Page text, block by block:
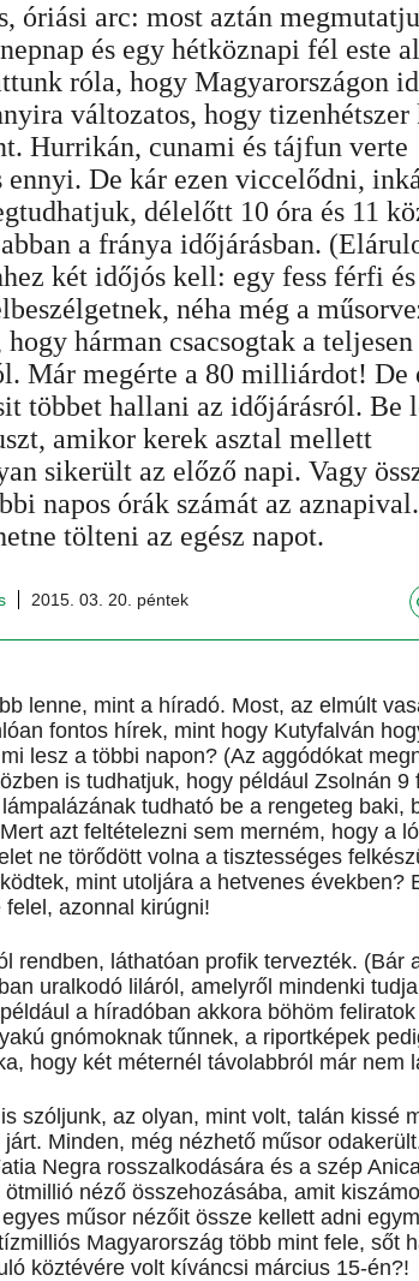
óriási arc: most aztán
és egy hétköznapi fél este
róla, hogy Magyarországon
változatos, hogy tizenhétszer
Hurrikán, cunami és tájfun verte
ennyi. De kár ezen viccelődni,
délelőtt 10 óra és 11
a fránya időjárásban.
két időjós kell: egy fess férfi
néha még a
hárman csacsogtak a teljesen
Már megérte a 80 milliárdot! De
többet hallani az időjárásról. Be
amikor kerek asztal mellett
sikerült az előző napi. Vagy
napos órák számát az
tölteni az egész napot.
2015. 03. 20. péntek
lenne, mint a híradó. Most, az elmúlt
fontos hírek, mint hogy Kutyfalván
lesz a többi napon? (Az aggódókat
is tudhatjuk, hogy például Zsolnán
tudható be a rengeteg baki,
azt feltételezni sem merném, hogy a
ne törődött volna a tisztességes
mint utoljára a hetvenes években?
azonnal kirúgni!
rendben, láthatóan profik tervezték. (Bár
uralkodó liláról, amelyről mindenki
a híradóban akkora böhöm
gnómoknak tűnnek, a riportképek
hogy két méternél távolabbról már nem
szóljunk, az olyan, mint volt, talán kissé
Minden, még nézhető műsor
Negra rosszalkodására és a szép
néző összehozásába, amit
műsor nézőit össze kellett adni
Magyarország több mint fele, sőt
köztévére volt kíváncsi március 15-én?!